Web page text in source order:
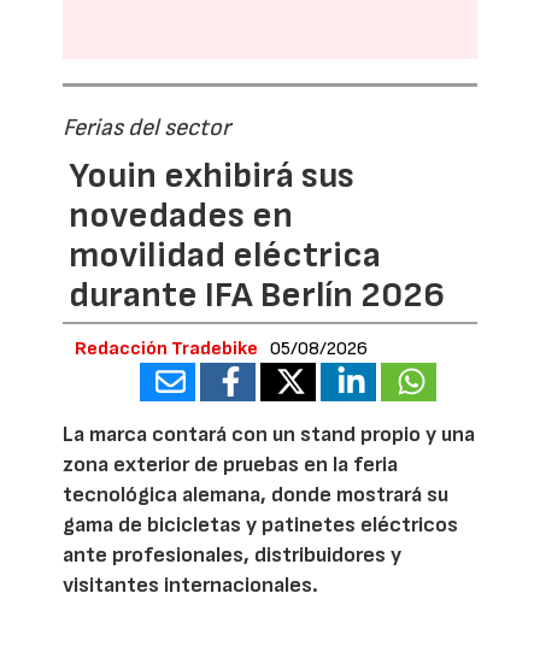
Ferias del sector
Youin exhibirá sus
novedades en
movilidad eléctrica
durante IFA Berlín 2026
Redacción Tradebike 05/08/2026
La marca contará con un stand propio y una
zona exterior de pruebas en la feria
tecnológica alemana, donde mostrará su
gama de bicicletas y patinetes eléctricos
ante profesionales, distribuidores y
visitantes internacionales.